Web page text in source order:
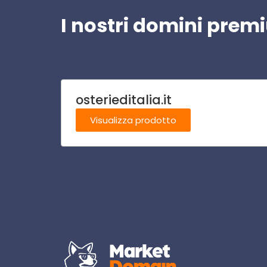
I nostri domini
osterieditalia.it
Visualizza prodotto